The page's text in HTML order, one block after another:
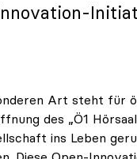
Art steht für
des „Ö1
ins Leben